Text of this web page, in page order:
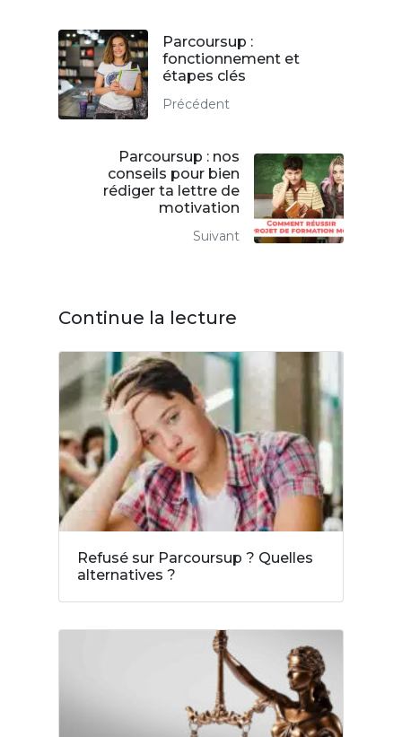
Parcoursup :
fonctionnement et
étapes clés
Précédent
Parcoursup : nos
conseils pour bien
rédiger ta lettre de
motivation
Suivant
Continue la lecture
Refusé sur Parcoursup ? Quelles
alternatives ?